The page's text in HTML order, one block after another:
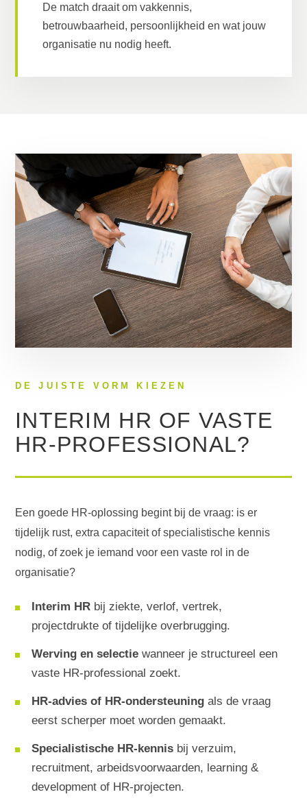
De match draait om vakkennis,
betrouwbaarheid, persoonlijkheid en wat jouw
organisatie nu nodig heeft.
DE JUISTE VORM KIEZEN
INTERIM HR OF VASTE
HR-PROFESSIONAL?
Een goede HR-oplossing begint bij de vraag: is er
tijdelijk rust, extra capaciteit of specialistische kennis
nodig, of zoek je iemand voor een vaste rol in de
organisatie?
Interim HR bij ziekte, verlof, vertrek,
projectdrukte of tijdelijke overbrugging.
Werving en selectie wanneer je structureel een
vaste HR-professional zoekt.
HR-advies of HR-ondersteuning als de vraag
eerst scherper moet worden gemaakt.
Specialistische HR-kennis bij verzuim,
recruitment, arbeidsvoorwaarden, learning &
development of HR-projecten.